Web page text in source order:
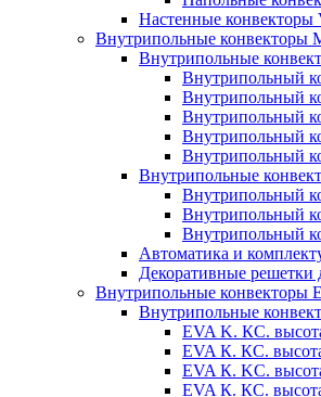
Настенные конвекторы
Внутрипольные конвекторы
Внутрипольные
Внутрипольный
Внутрипольный
Внутрипольный
Внутрипольный
Внутрипольный
Внутрипольные
Внутрипольный
Внутрипольный
Внутрипольный
Автоматика и
Декоративные решетки
Внутрипольные конвекторы
Внутрипольные
EVA K. КС.
EVA К. КС.
EVA К. KС.
EVA К. КС.